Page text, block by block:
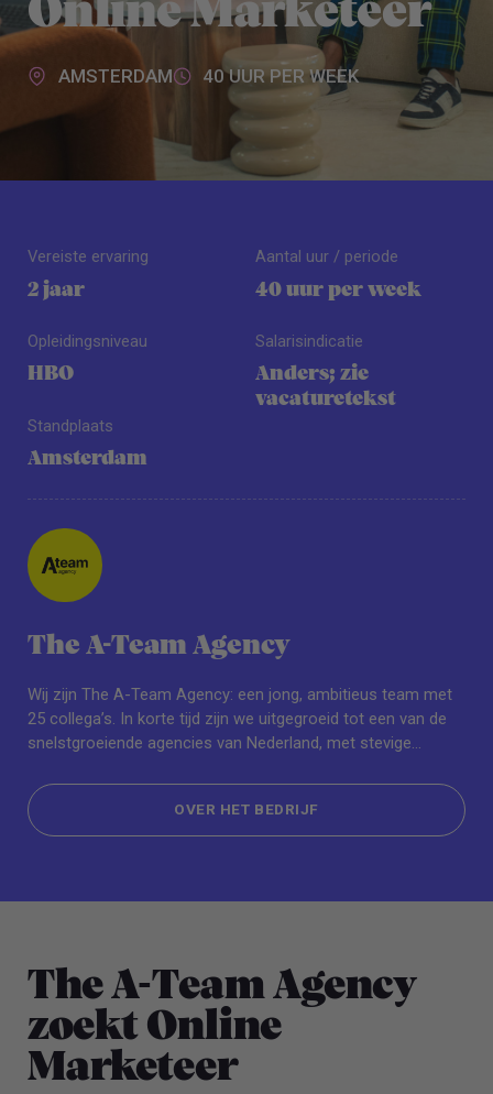
Online Marketeer
AMSTERDAM 40 UUR PER WEEK
Vereiste ervaring
2 jaar
Opleidingsniveau
HBO
Standplaats
Amsterdam
Aantal uur / periode
40 uur per week
Salarisindicatie
Anders; zie
vacaturetekst
The A-Team Agency
Wij zijn The A-Team Agency: een jong, ambitieus team met
25 collega’s. In korte tijd zijn we uitgegroeid tot een van de
snelstgroeiende agencies van Nederland, met stevige
OVER HET BEDRIJF
The A-Team Agency
zoekt Online
Marketeer